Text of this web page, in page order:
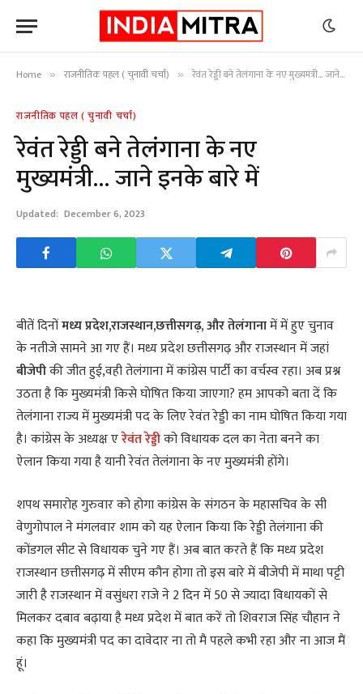
Home » राजनीतिक पहल ( चुनावी चर्चा) » रेवंत रेड्डी बने तेलंगाना के नए मुख्यमंत्री… जाने इनके बारे में
राजनीतिक पहल ( चुनावी चर्चा)
रेवंत रेड्डी बने तेलंगाना के नए
मुख्यमंत्री… जाने इनके बारे में
Updated: December 6, 2023
बीतें दिनोंमध्य प्रदेश,राजस्थान,छत्तीसगढ़, और तेलंगानामें में हुए चुनाव
के नतीजे सामने आ गए हैं। मध्य प्रदेश छत्तीसगढ़ और राजस्थान में जहां
बीजेपीकी जीत हुई,वही तेलंगाना में कांग्रेस पार्टी का वर्चस्व रहा। अब प्रश्न
उठता है कि मुख्यमंत्री किसे घोषित किया जाएगा? हम आपको बता दें कि
तेलंगाना राज्य में मुख्यमंत्री पद के लिए रेवंत रेड्डी का नाम घोषित किया गया
है। कांग्रेस के अध्यक्ष एरेवंत रेड्डीको विधायक दल का नेता बनने का
ऐलान किया गया है यानी रेवंत तेलंगाना के नए मुख्यमंत्री होंगे।
शपथ समारोह गुरुवार को होगा कांग्रेस के संगठन के महासचिव के सी
वेणुगोपाल ने मंगलवार शाम को यह ऐलान किया कि रेड्डी तेलंगाना की
कोंडगल सीट से विधायक चुने गए हैं। अब बात करते हैं कि मध्य प्रदेश
राजस्थान छत्तीसगढ़ में सीएम कौन होगा तो इस बारे में बीजेपी में माथा पट्टी
जारी है राजस्थान में वसुंधरा राजे ने 2 दिन में 50 से ज्यादा विधायकों से
मिलकर दबाव बढ़ाया है मध्य प्रदेश में बात करें तो शिवराज सिंह चौहान ने
कहा कि मुख्यमंत्री पद का दावेदार ना तो मै पहले कभी रहा और ना आज मैं
हूं।